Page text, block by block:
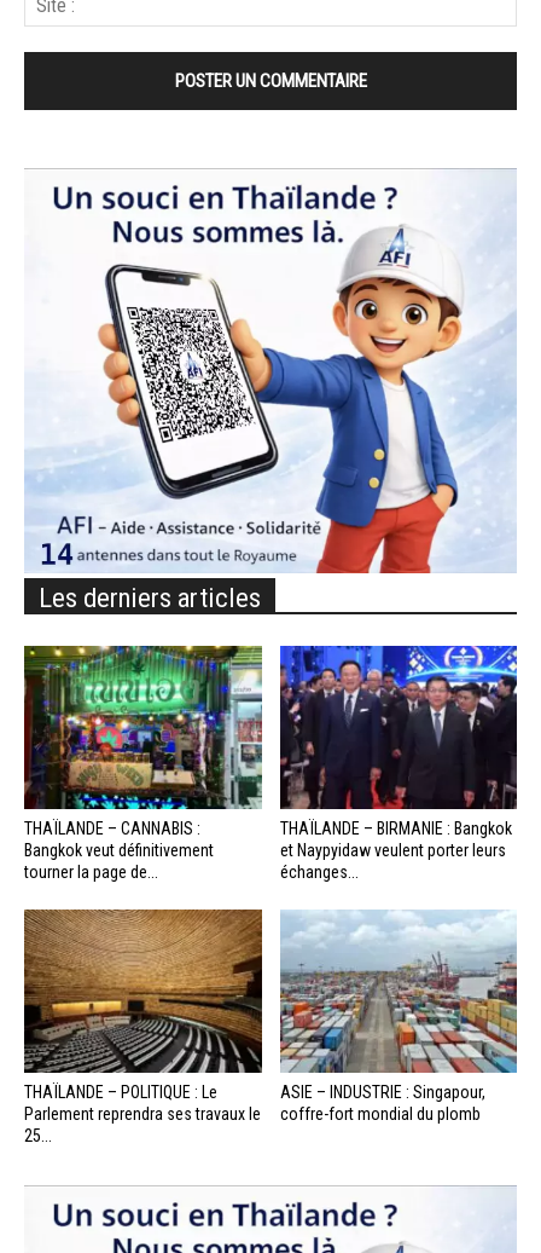
Les derniers articles
THAÏLANDE – CANNABIS :
Bangkok veut définitivement
tourner la page de...
THAÏLANDE – BIRMANIE : Bangkok
et Naypyidaw veulent porter leurs
échanges...
THAÏLANDE – POLITIQUE : Le
Parlement reprendra ses travaux le
25...
ASIE – INDUSTRIE : Singapour,
coffre-fort mondial du plomb